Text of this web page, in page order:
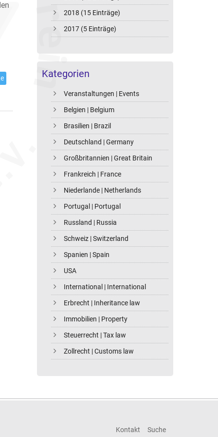
2018 (15 Einträge)
2017 (5 Einträge)
Kategorien
Veranstaltungen | Events
Belgien | Belgium
Brasilien | Brazil
Deutschland | Germany
Großbritannien | Great Britain
Frankreich | France
Niederlande | Netherlands
Portugal | Portugal
Russland | Russia
Schweiz | Switzerland
Spanien | Spain
USA
International | International
Erbrecht | Inheritance law
Immobilien | Property
Steuerrecht | Tax law
Zollrecht | Customs law
Kontakt Suche